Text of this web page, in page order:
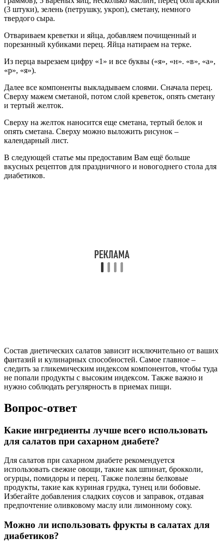
(3 штуки), зелень (петрушку, укроп), сметану, немного
твердого сыра.
Отвариваем креветки и яйца, добавляем почищенный и
порезанный кубиками перец. Яйца натираем на терке.
Из перца вырезаем цифру «1» и все буквы («я», «н». «в», «а»,
«р», «я»).
Далее все компоненты выкладываем слоями. Сначала перец.
Сверху мажем сметаной, потом слой креветок, опять сметану
и тертый желток.
Сверху на желток наносится еще сметана, тертый белок и
опять сметана. Сверху можно выложить рисунок –
календарный лист.
В следующей статье мы предоставим Вам ещё больше
вкусных рецептов для праздничного и новогоднего стола для
диабетиков.
Состав диетических салатов зависит исключительно от ваших
фантазий и кулинарных способностей. Самое главное –
следить за гликемическим индексом компонентов, чтобы туда
не попали продукты с высоким индексом. Также важно и
нужно соблюдать регулярность в приемах пищи.
Вопрос-ответ
Какие ингредиенты лучше всего использовать
для салатов при сахарном диабете?
Для салатов при сахарном диабете рекомендуется
использовать свежие овощи, такие как шпинат, брокколи,
огурцы, помидоры и перец. Также полезны белковые
продукты, такие как куриная грудка, тунец или бобовые.
Избегайте добавления сладких соусов и заправок, отдавая
предпочтение оливковому маслу или лимонному соку.
Можно ли использовать фрукты в салатах для
диабетиков?